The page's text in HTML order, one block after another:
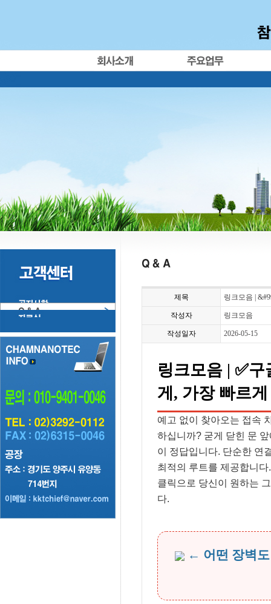
제목 링크모음 |
작성자 링크모음
작성일자 2026-05-15
링크모음 | ✅
게, 가장 빠르
예고 없이 찾아오는 접속
하십니까? 굳게 닫힌 문
이 정답입니다. 단순한 연
최적의 루트를 제공합니
클릭으로 당신이 원하는
다.
← 어떤 장벽